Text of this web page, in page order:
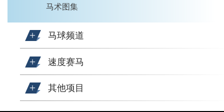
马术图集
马球频道
速度赛马
其他项目